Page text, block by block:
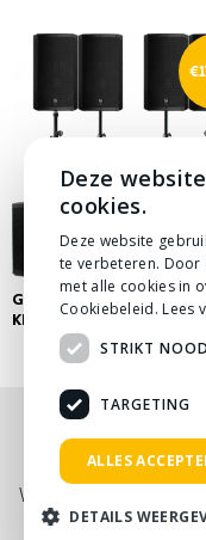
GELUIDSSET ‘IK WIL
KICK’
€
Nog niet
onzePDF
Wij adviseren je
Deze
cookies.
Deze website
te verbeteren. Door
met alle cookies in
Cookiebeleid. Lees
STRIKT
TARGETING
ALLES
DETAILS